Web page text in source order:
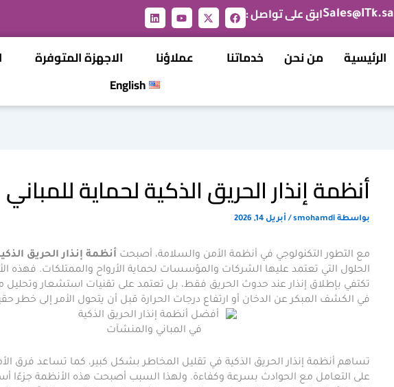
Sales@ITk.saابق على تواصل :
F
a
b
o
X
-
Y
o
u
b
L
i
n
الرئيسية من نحن خدماتنا عملاؤنا الاجهزة المتوفرة
English
أنظمة إنذار الحريق الذكية لحماية للمباني
بواسطة smohamdi
/ أبريل 14, 2026
مع التطور التكنولوجي في أنظمة الأمن والسلامة، أصبحت أنظمة إنذار الحريق
الحلول التي تعتمد عليها الشركات والمؤسسات لحماية الأرواح والممتلكات. فهذه
تكتفي بإطلاق إنذار عند حدوث الحريق فقط، بل تعتمد على تقنيات استشعار
في الكشف المبكر عن الدخان أو ارتفاع درجات الحرارة قبل أن يتحول الأمر إلى خطر
تساهم أنظمة إنذار الحريق الذكية في تقليل المخاطر بشكل كبير، كما تساعد فرق
على التعامل مع الحوادث بسرعة وكفاءة. ولهذا السبب أصبحت هذه الأنظمة جزءًا